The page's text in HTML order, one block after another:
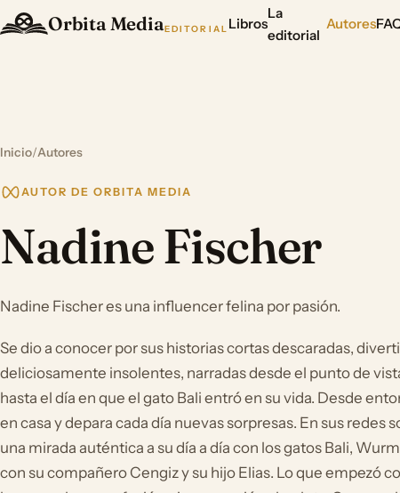
Orbita MediaEDITORIAL Libros
La
editorial
Autores
Inicio/Autores
AUTOR DE ORBITA MEDIA
Nadine Fischer
Nadine Fischer es una influencer felina por pasión.
Se dio a conocer por sus historias cortas descaradas,
deliciosamente insolentes, narradas desde el punto de
hasta el día en que el gato Bali entró en su vida. Desde
en casa y depara cada día nuevas sorpresas. En sus redes
una mirada auténtica a su día a día con los gatos Bali,
con su compañero Cengiz y su hijo Elias. Lo que empezó